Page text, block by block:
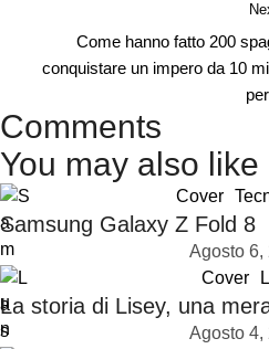
Come hanno fatto 200
conquistare un impero da 10
Comments
You may also like
Cover
Samsung Galaxy Z Fold 8
Agosto 6,
Cover
La storia di Lisey, una
Agosto 4,